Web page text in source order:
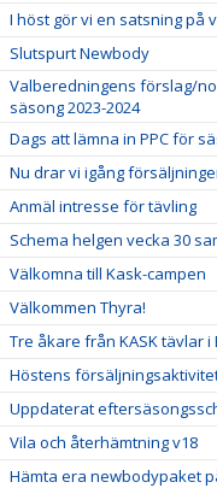
I höst gör vi en satsning på
Slutspurt Newbody
Valberedningens förslag/
säsong 2023-2024
Dags att lämna in PPC för
Nu drar vi igång
Anmäl intresse för tävling
Schema helgen vecka 30
Välkomna till Kask-campen
Välkommen Thyra!
Tre åkare från KASK tävlar i
Höstens
Uppdaterat
Vila och återhämtning v18
Hämta era newbodypaket